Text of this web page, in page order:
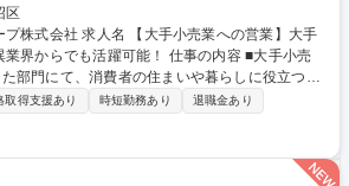
区
小売業への営業】大手
活躍可能！ 仕事の内容 ■大手小売
部門にて、消費者の住まいや暮らしに役立つ商
せします。アマゾン・モノタロウの運営会社、
程度訪問し商談を行います。 また、次回
積書の作成や、ECサイトへの商品登録を行い
少を続ける中、コロナ禍で物販系ECは大きく伸
取得支援あり 時短勤務あり
退職金あり